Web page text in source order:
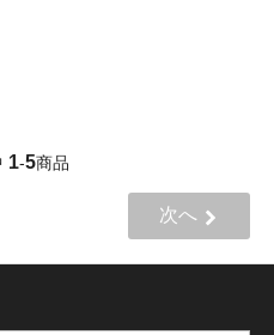
1-5商品
次へ